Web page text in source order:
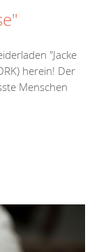
"Jacke
herein! Der
Menschen